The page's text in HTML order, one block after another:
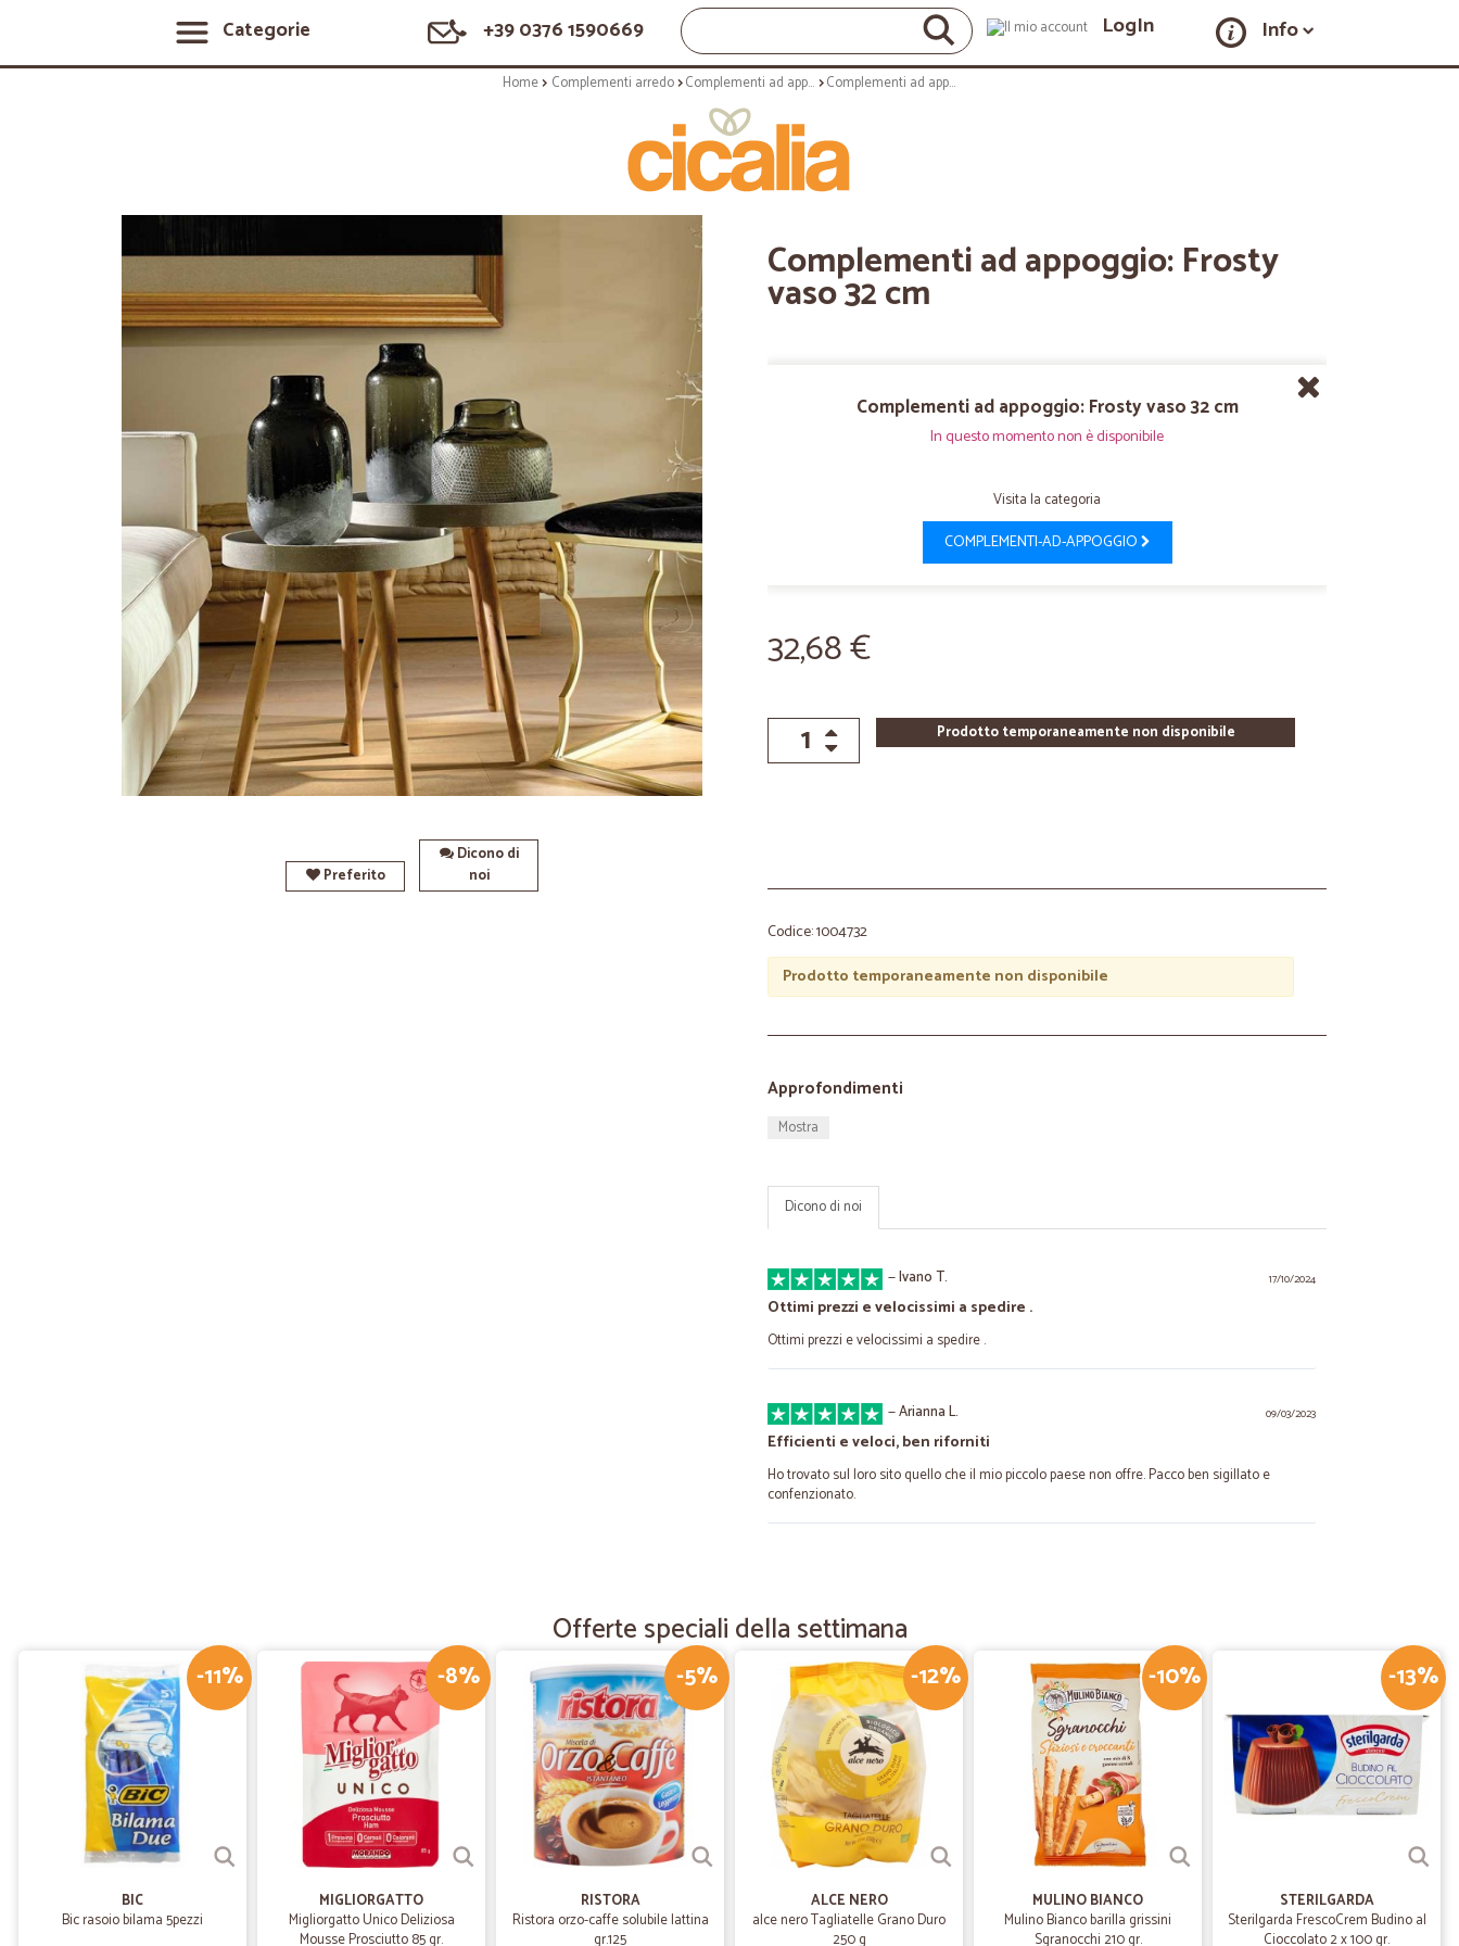
Categorie +39 0376 1590669 LogIn Info
Home Complementi arredo Complementi ad appoggio Complementi ad appoggio: Frosty vaso 32 cm
Preferito
Dicono di
noi
Complementi ad appoggio: Frosty
vaso 32 cm
Complementi ad appoggio: Frosty vaso 32 cm
In questo momento non è disponibile
Visita la categoria
COMPLEMENTI-AD-APPOGGIO
32,68 €
Prodotto temporaneamente non disponibile
Codice: 1004732
Prodotto temporaneamente non disponibile
Approfondimenti
Mostra
Dicono di noi
17/10/2024
—Ivano T.
Ottimi prezzi e velocissimi a spedire .
Ottimi prezzi e velocissimi a spedire .
09/03/2023
—Arianna L.
Efficienti e veloci, ben riforniti
Ho trovato sul loro sito quello che il mio piccolo paese non offre. Pacco ben sigillato e
confenzionato.
Consegna puntuale
—Luca D.
Eccellente
Servizio molto rapido
—Gianluca G.
Ottimo
Tutto bene al prossimo acquisto
Offerte speciali della settimana
-11%
BIC
Bic rasoio bilama 5pezzi
-8%
MIGLIORGATTO
Migliorgatto Unico Deliziosa
Mousse Prosciutto 85 gr.
-5%
RISTORA
Ristora orzo-caffe solubile lattina
gr.125
-12%
ALCE NERO
alce nero Tagliatelle Grano Duro
250 g
-10%
MULINO BIANCO
Mulino Bianco barilla grissini
Sgranocchi 210 gr.
-13%
STERILGARDA
Sterilgarda FrescoCrem Budino al
Cioccolato 2 x 100 gr.